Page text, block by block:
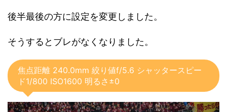
後半最後の方に設定を変更しました。
そうするとブレがなくなりました。
焦点距離 240.0mm 絞り値f/5.6 シャッタースピー
ド1/800 ISO1600 明るさ±0